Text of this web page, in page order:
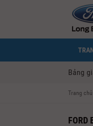
Bảng
Trang chủ
FORD